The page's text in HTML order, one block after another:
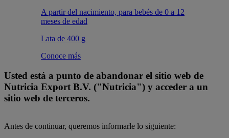
A partir del nacimiento, para bebés de 0 a 12
meses de edad
Lata de 400 g
Conoce más
Usted está a punto de abandonar el sitio web de
Nutricia Export B.V. ("Nutricia") y acceder a un
sitio web de terceros.
Antes de continuar, queremos informarle lo siguiente: